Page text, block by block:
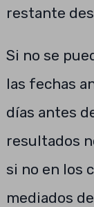
restante
Si no se
las fechas
días antes
resultados
si no en los
mediados